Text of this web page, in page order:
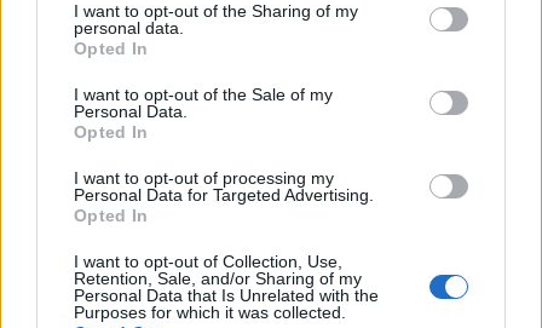
not limited to your visit or usage behaviour. You may click to
grant or deny consent to Google and its third-party tags to
use your data for below specified purposes in below Google
consent section.
I want to opt-out of the Sharing of my
personal data.
Opted In
I want to opt-out of the Sale of my
Personal Data.
Opted In
I want to opt-out of processing my
Personal Data for Targeted Advertising.
Opted In
I want to opt-out of Collection, Use,
Retention, Sale, and/or Sharing of my
Personal Data that Is Unrelated with the
Purposes for which it was collected.
esetből eredő Zöld Lámpa elmélete, amit meg
kell értenünk, hogy megértsük a jelen híreit.
atomról, de kész visszatérni a teljes
körű háborúhoz
Nem elég katonai erő, Amerikával is